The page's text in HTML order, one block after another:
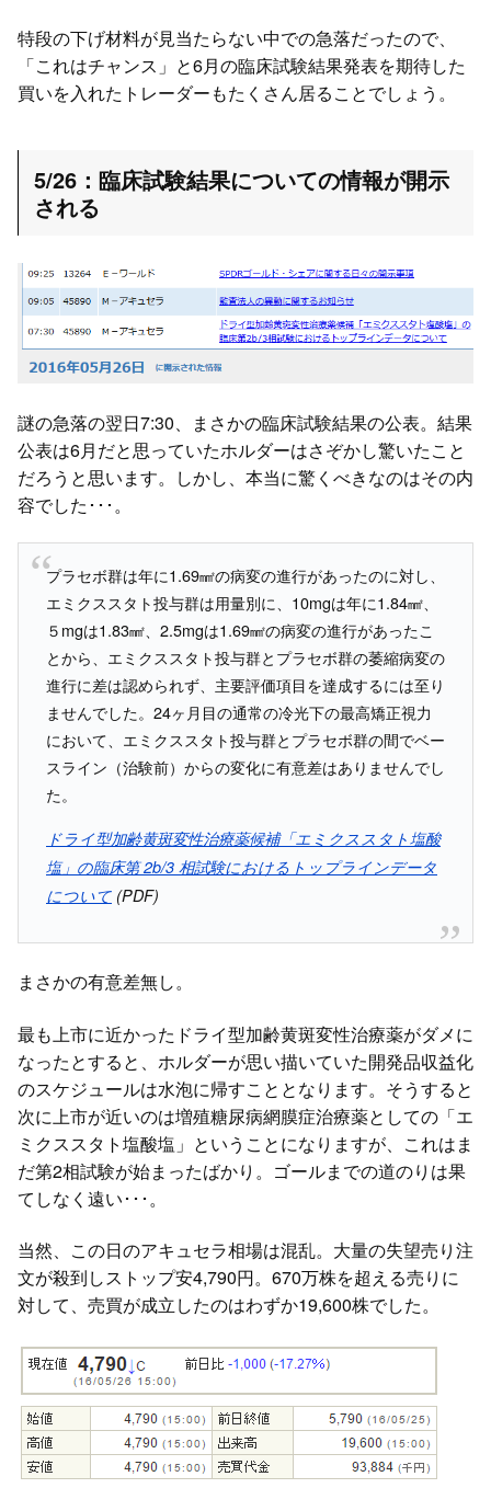
特段の下げ材料が見当たらない中での急落だったので、
「これはチャンス」と6月の臨床試験結果発表を期待した
買いを入れたトレーダーもたくさん居ることでしょう。
5/26：臨床試験結果についての情報が開示
される
謎の急落の翌日7:30、まさかの臨床試験結果の公表。結果
公表は6月だと思っていたホルダーはさぞかし驚いたこと
だろうと思います。しかし、本当に驚くべきなのはその内
容でした･･･。
プラセボ群は年に1.69㎟の病変の進行があったのに対し、
エミクススタト投与群は用量別に、10mgは年に1.84㎟、
５mgは1.83㎟、2.5mgは1.69㎟の病変の進行があったこ
とから、エミクススタト投与群とプラセボ群の萎縮病変の
進行に差は認められず、主要評価項目を達成するには至り
ませんでした。24ヶ月目の通常の冷光下の最高矯正視力
において、エミクススタト投与群とプラセボ群の間でベー
スライン（治験前）からの変化に有意差はありませんでし
た。
ドライ型加齢黄斑変性治療薬候補「エミクススタト塩酸
塩」の臨床第 2b/3 相試験におけるトップラインデータ
について (PDF)
まさかの有意差無し。
最も上市に近かったドライ型加齢黄斑変性治療薬がダメに
なったとすると、ホルダーが思い描いていた開発品収益化
のスケジュールは水泡に帰すこととなります。そうすると
次に上市が近いのは増殖糖尿病網膜症治療薬としての「エ
ミクススタト塩酸塩」ということになりますが、これはま
だ第2相試験が始まったばかり。ゴールまでの道のりは果
てしなく遠い･･･。
当然、この日のアキュセラ相場は混乱。大量の失望売り注
文が殺到しストップ安4,790円。670万株を超える売りに
対して、売買が成立したのはわずか19,600株でした。